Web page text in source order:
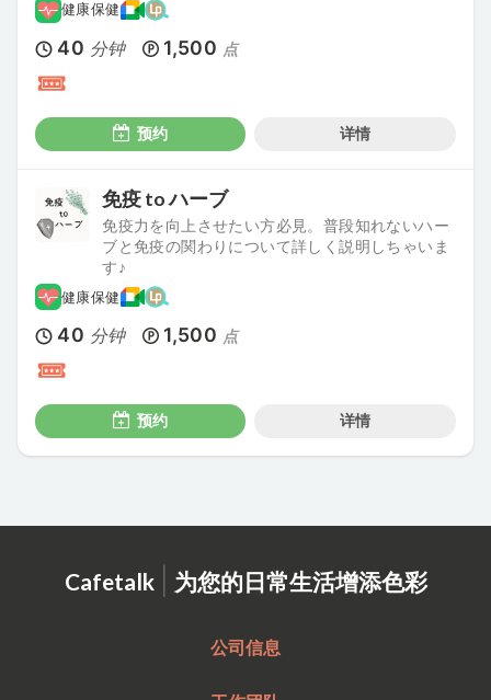
健康保健
40 分钟 1,500 点
预约 详情
免疫 to ハーブ
免疫力を向上させたい方必見。普段知れないハー
ブと免疫の関わりについて詳しく説明しちゃいま
す♪
健康保健
40 分钟 1,500 点
预约 详情
Cafetalk | 为您的日常生活增添色彩
公司信息